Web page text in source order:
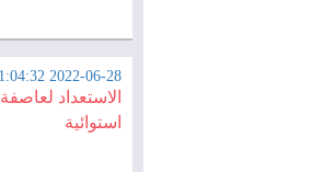
2022-06-28 11:04:32
الاستعداد لعاصفة
استوائية